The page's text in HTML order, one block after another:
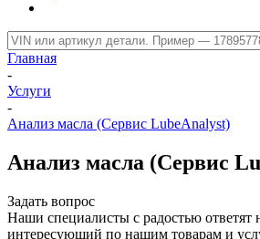
Главная
-
Услуги
-
Анализ масла (Сервис LubeAnalyst)
Анализ масла (Сервис
Задать вопрос
Наши специалисты с радостью ответят
интересующий по нашим товарам и